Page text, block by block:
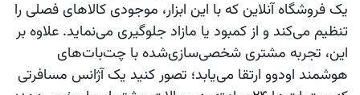
یک فروشگاه آنلاین که با این ابزار، موجودی کالاهای فصلی را
تنظیم می‌کند و از کمبود یا مازاد جلوگیری می‌نماید. علاوه بر
این، تجربه مشتری شخصی‌سازی‌شده با چت‌بات‌های
هوشمند اودوو ارتقا می‌یابد؛ تصور کنید یک آژانس مسافرتی